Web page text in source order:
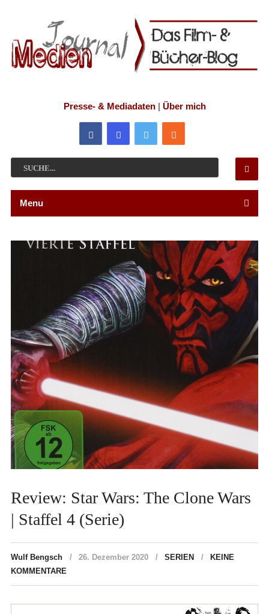
Presse- & Mediadaten| Über mich
Menu
Review: Star Wars: The Clone Wars
| Staffel 4 (Serie)
Wulf Bengsch 26. Dezember 2020 SERIEN
KEINE
KOMMENTARE